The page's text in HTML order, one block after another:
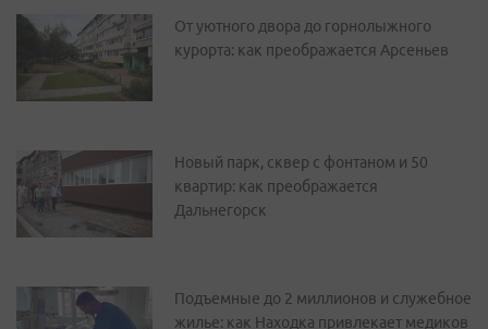
От уютного двора до горнолыжного
курорта: как преображается Арсеньев
Новый парк, сквер с фонтаном и 50
квартир: как преображается
Дальнегорск
Подъемные до 2 миллионов и служебное
жилье: как Находка привлекает медиков